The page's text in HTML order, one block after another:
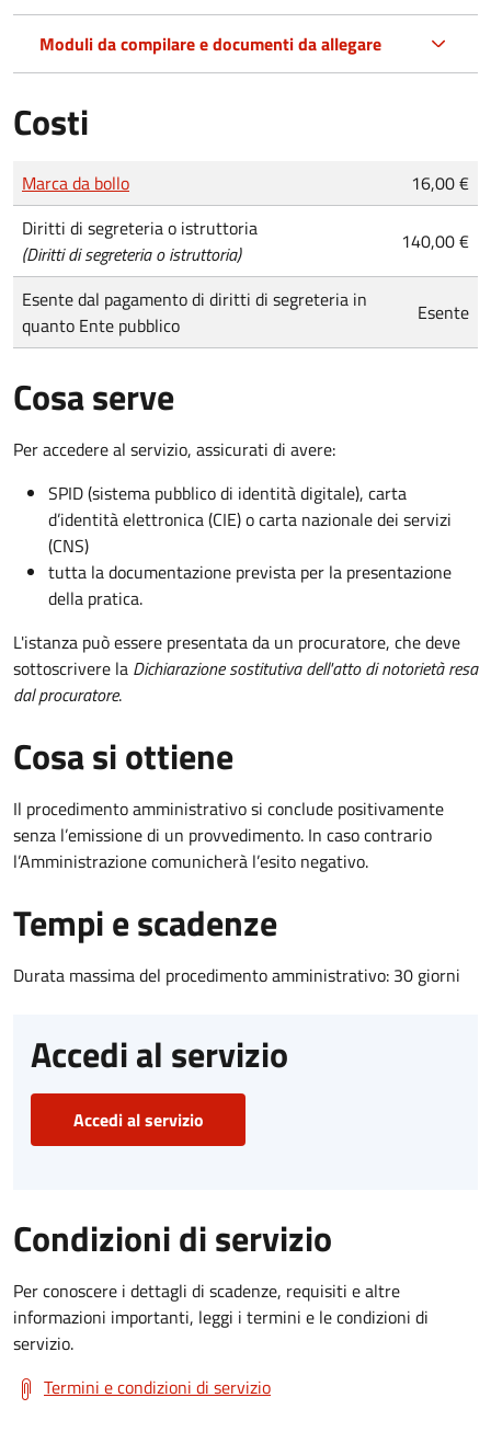
Moduli da compilare e documenti da allegare
Costi
Tipo di pagamento
Importo
Marca da bollo
16,00 €
Diritti di segreteria o istruttoria
(Diritti di segreteria o istruttoria)
140,00 €
Esente dal pagamento di diritti di segreteria in
quanto Ente pubblico
Esente
Cosa serve
Per accedere al servizio, assicurati di avere:
SPID (sistema pubblico di identità digitale), carta
d’identità elettronica (CIE) o carta nazionale dei servizi
(CNS)
tutta la documentazione prevista per la presentazione
della pratica.
L'istanza può essere presentata da un procuratore, che deve
sottoscrivere la Dichiarazione sostitutiva dell'atto di notorietà resa
dal procuratore.
Cosa si ottiene
Il procedimento amministrativo si conclude positivamente
senza l’emissione di un provvedimento. In caso contrario
l’Amministrazione comunicherà l’esito negativo.
Tempi e scadenze
Durata massima del procedimento amministrativo: 30 giorni
Accedi al servizio
Accedi al servizio
Condizioni di servizio
Per conoscere i dettagli di scadenze, requisiti e altre
informazioni importanti, leggi i termini e le condizioni di
servizio.
Termini e condizioni di servizio